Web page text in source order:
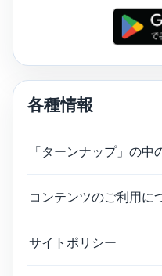
各種情報
「ターンナップ」の中
コンテンツのご利用に
サイトポリシー